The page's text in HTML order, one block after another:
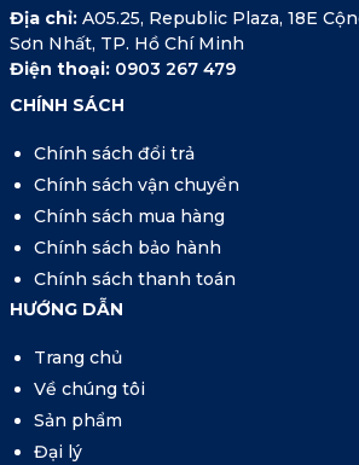
Địa chỉ: A05.25, Republic Plaza, 18E
Sơn Nhất, TP. Hồ Chí Minh
Điện thoại: 0903 267 479
CHÍNH SÁCH
Chính sách đổi trả
Chính sách vận chuyển
Chính sách mua hàng
Chính sách bảo hành
Chính sách thanh toán
HƯỚNG DẪN
Trang chủ
Về chúng tôi
Sản phẩm
Đại lý